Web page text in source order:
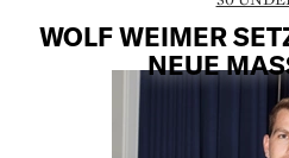
WOLF WEIMER
NEUE